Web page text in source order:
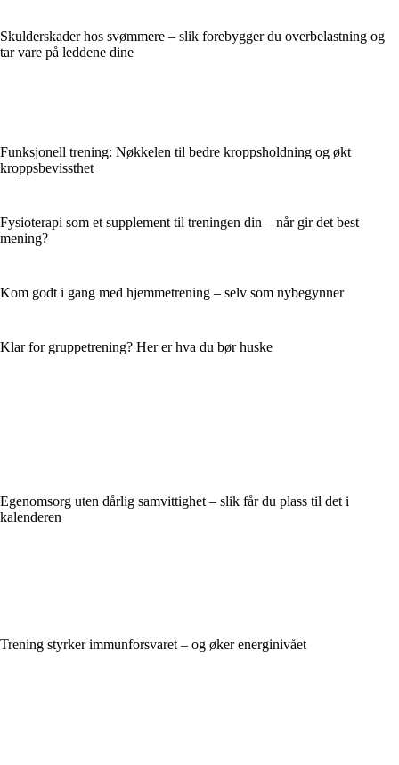
Skulderskader hos svømmere – slik forebygger du overbelastning og
tar vare på leddene dine
Funksjonell trening: Nøkkelen til bedre kroppsholdning og økt
kroppsbevissthet
Fysioterapi som et supplement til treningen din – når gir det best
mening?
Kom godt i gang med hjemmetrening – selv som nybegynner
Klar for gruppetrening? Her er hva du bør huske
Egenomsorg uten dårlig samvittighet – slik får du plass til det i
kalenderen
Trening styrker immunforsvaret – og øker energinivået